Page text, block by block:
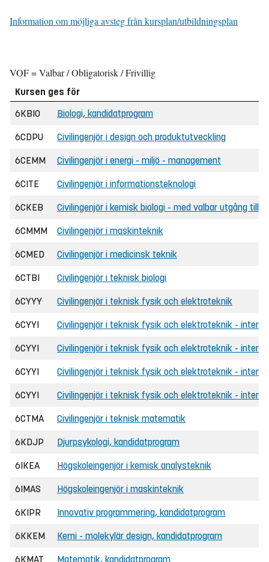
Information om möjliga avsteg från kursplan/utbildningsplan
VOF = Valbar / Obligatorisk / Frivillig
Kursen ges för
6KBIO
Biologi, kandidatprogram
6CDPU Civilingenjör i design och produktutveckling
6CEMM Civilingenjör i energi - miljö - management
6CITE Civilingenjör i informationsteknologi
6CKEB Civilingenjör i kemisk biologi - med valbar utgång till
6CMMM Civilingenjör i maskinteknik
6CMED Civilingenjör i medicinsk teknik
6CTBI Civilingenjör i teknisk biologi
6CYYY Civilingenjör i teknisk fysik och elektroteknik
6CYYI Civilingenjör i teknisk fysik och elektroteknik -
6CYYI Civilingenjör i teknisk fysik och elektroteknik -
6CYYI Civilingenjör i teknisk fysik och elektroteknik -
6CYYI Civilingenjör i teknisk fysik och elektroteknik -
6CTMA Civilingenjör i teknisk matematik
6KDJP Djurpsykologi, kandidatprogram
6IKEA Högskoleingenjör i kemisk analysteknik
6IMAS Högskoleingenjör i maskinteknik
6KIPR Innovativ programmering, kandidatprogram
6KKEM Kemi - molekylär design, kandidatprogram
6KMAT Matematik, kandidatprogram